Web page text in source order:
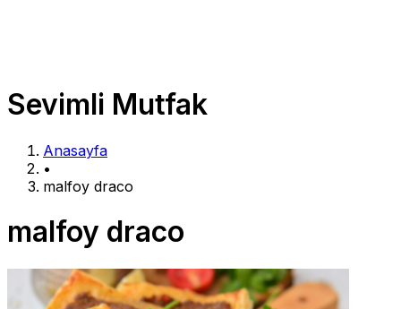
Sevimli Mutfak
Anasayfa
•
malfoy draco
malfoy draco